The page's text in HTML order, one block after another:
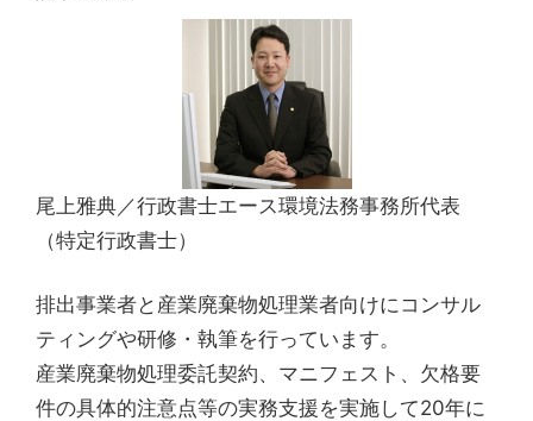
尾上雅典／行政書士エース環境法務事務所代表
（特定行政書士）
排出事業者と産業廃棄物処理業者向けにコンサル
ティングや研修・執筆を行っています。
産業廃棄物処理委託契約、マニフェスト、欠格要
件の具体的注意点等の実務支援を実施して20年に